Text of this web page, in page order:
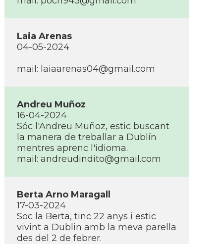
Laia Arenas
04-05-2024
mail: laiaarenas04@gmail.com
Andreu Muñoz
16-04-2024
Sóc l'Andreu Muñoz, estic buscant
la manera de treballar a Dublí­n
mentres aprenc l'idioma.
mail: andreudindito@gmail.com
Berta Arno Maragall
17-03-2024
Soc la Berta, tinc 22 anys i estic
vivint a Dublin amb la meva parella
des del 2 de febrer.